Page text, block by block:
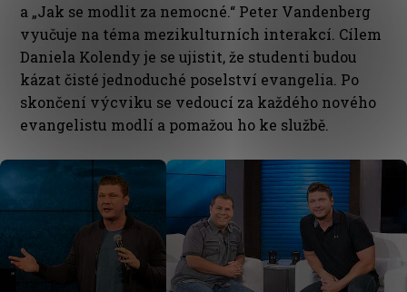
a „Jak se modlit za nemocné.“ Peter Vandenberg
vyučuje na téma mezikulturních interakcí. Cílem
Daniela Kolendy je se ujistit, že studenti budou
kázat čisté jednoduché poselství evangelia. Po
skončení výcviku se vedoucí za každého nového
evangelistu modlí a pomažou ho ke službě.